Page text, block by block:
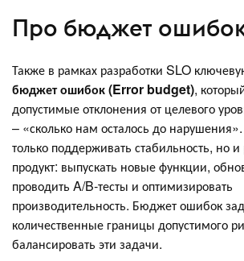
Про бюджет
Также в рамках разработки SLO
бюджет ошибок (Error budget),
допустимые отклонения от целевого
– «сколько нам осталось до
только поддерживать стабильность, но и
продукт: выпускать новые функции,
проводить A/B‑тесты и оптимизировать
производительность. Бюджет ошибок
количественные границы допустимого
балансировать эти задачи.